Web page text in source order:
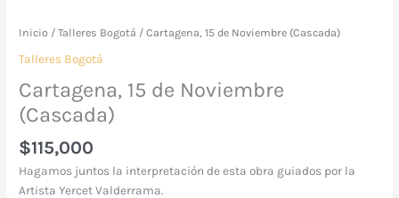
Inicio /Talleres Bogotá / Cartagena, 15 de Noviembre (Cascada)
Talleres Bogotá
Cartagena, 15 de Noviembre
(Cascada)
$115,000
Hagamos juntos la interpretación de esta obra guiados por la
Artista Yercet Valderrama.